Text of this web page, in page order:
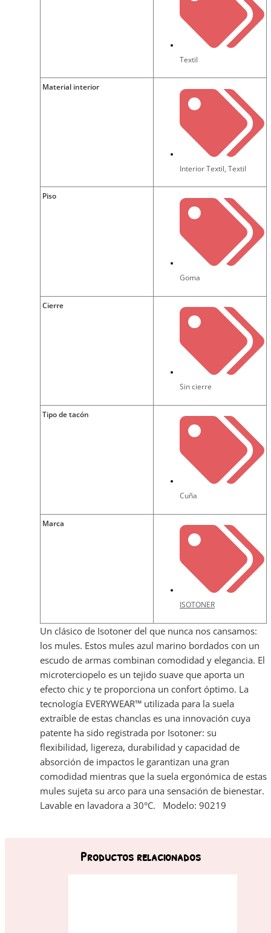
Textil
Material interior
Interior Textil, Textil
Piso
Goma
Cierre
Sin cierre
Tipo de tacón
Cuña
Marca
ISOTONER
Un clásico de Isotoner del que nunca nos cansamos:
los mules. Estos mules azul marino bordados con un
escudo de armas combinan comodidad y elegancia. El
microterciopelo es un tejido suave que aporta un
efecto chic y te proporciona un confort óptimo. La
tecnología EVERYWEAR™ utilizada para la suela
extraíble de estas chanclas es una innovación cuya
patente ha sido registrada por Isotoner: su
flexibilidad, ligereza, durabilidad y capacidad de
absorción de impactos le garantizan una gran
comodidad mientras que la suela ergonómica de estas
mules sujeta su arco para una sensación de bienestar.
Lavable en lavadora a 30°C. Modelo: 90219
Productos relacionados